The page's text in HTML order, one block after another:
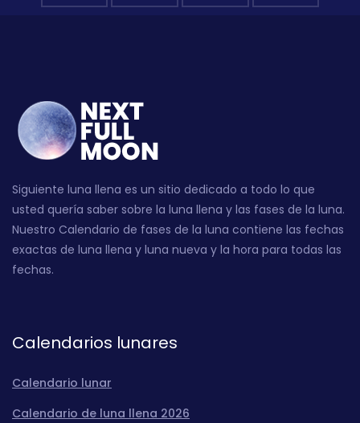
Siguiente luna llena es un sitio dedicado a todo lo que
usted quería saber sobre la luna llena y las fases de la luna.
Nuestro Calendario de fases de la luna contiene las fechas
exactas de luna llena y luna nueva y la hora para todas las
fechas.
Calendarios lunares
Calendario lunar
Calendario de luna llena 2026